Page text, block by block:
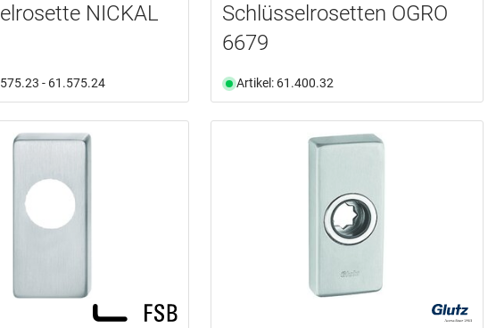
NICKAL
- 61.575.24
Schlüsselrosetten OGRO
6679
Artikel: 61.400.32